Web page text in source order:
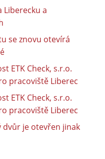
Liberecku a
se znovu otevírá
ETK Check, s.r.o.
pracoviště Liberec
ETK Check, s.r.o.
pracoviště Liberec
dvůr je otevřen jinak